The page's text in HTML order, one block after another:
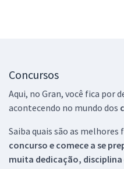
Concursos
Aqui, no Gran, você fica por
acontecendo no mundo dos
Saiba quais são as melhores
concurso e comece a se
muita dedicação,